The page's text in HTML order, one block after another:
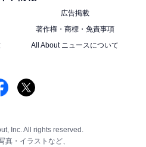
広告掲載
著作権・商標・免責事項
All About ニュースについて
Inc. All rights reserved.
真・イラストなど、